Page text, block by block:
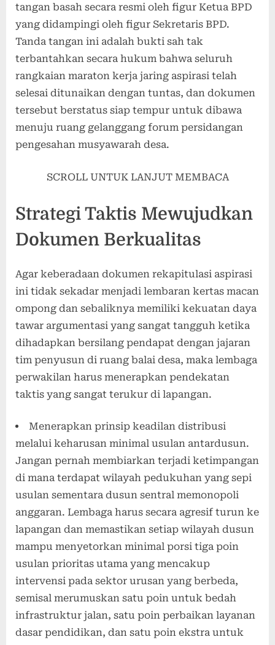
tangan basah secara resmi oleh figur Ketua BPD
yang didampingi oleh figur Sekretaris BPD.
Tanda tangan ini adalah bukti sah tak
terbantahkan secara hukum bahwa seluruh
rangkaian maraton kerja jaring aspirasi telah
selesai ditunaikan dengan tuntas, dan dokumen
tersebut berstatus siap tempur untuk dibawa
menuju ruang gelanggang forum persidangan
pengesahan musyawarah desa.
SCROLL UNTUK LANJUT MEMBACA
Strategi Taktis Mewujudkan
Dokumen Berkualitas
Agar keberadaan dokumen rekapitulasi aspirasi
ini tidak sekadar menjadi lembaran kertas macan
ompong dan sebaliknya memiliki kekuatan daya
tawar argumentasi yang sangat tangguh ketika
dihadapkan bersilang pendapat dengan jajaran
tim penyusun di ruang balai desa, maka lembaga
perwakilan harus menerapkan pendekatan
taktis yang sangat terukur di lapangan.
Menerapkan prinsip keadilan distribusi
melalui keharusan minimal usulan antardusun.
Jangan pernah membiarkan terjadi ketimpangan
di mana terdapat wilayah pedukuhan yang sepi
usulan sementara dusun sentral memonopoli
anggaran. Lembaga harus secara agresif turun ke
lapangan dan memastikan setiap wilayah dusun
mampu menyetorkan minimal porsi tiga poin
usulan prioritas utama yang mencakup
intervensi pada sektor urusan yang berbeda,
semisal merumuskan satu poin untuk bedah
infrastruktur jalan, satu poin perbaikan layanan
dasar pendidikan, dan satu poin ekstra untuk